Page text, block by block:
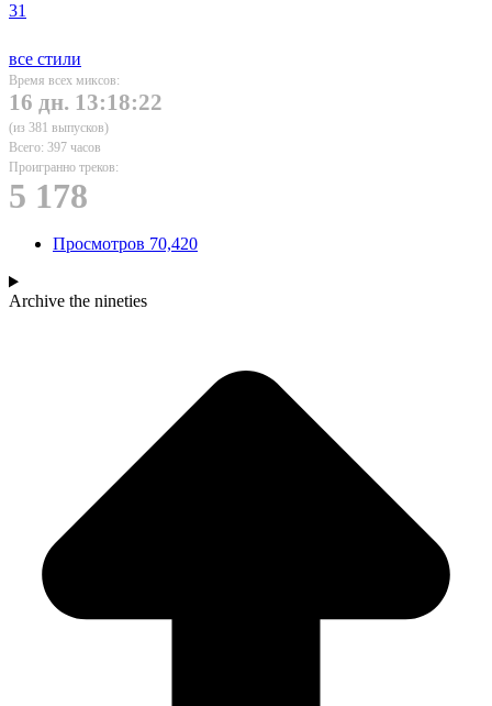
31
все стили
Время всех миксов:
16 дн. 13:18:22
(из 381 выпусков)
Всего: 397 часов
Проигранно треков:
5 178
Просмотров 70,420
Archive the nineties